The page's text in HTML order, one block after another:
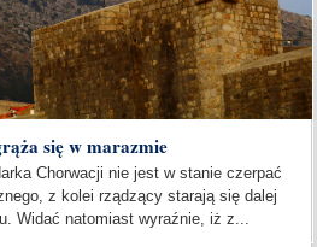
się w marazmie
Chorwacji nie jest w stanie czerpać
z kolei rządzący starają się dalej
Widać natomiast wyraźnie, iż z...